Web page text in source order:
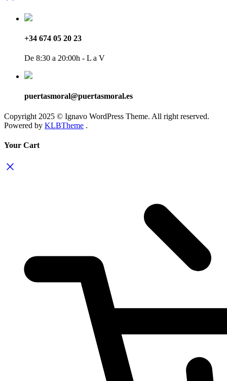
+34 674 05 20 23
De 8:30 a 20:00h - L a V
puertasmoral@puertasmoral.es
Copyright 2025 © Ignavo WordPress Theme. All right reserved.
Powered by KLBTheme .
Your Cart